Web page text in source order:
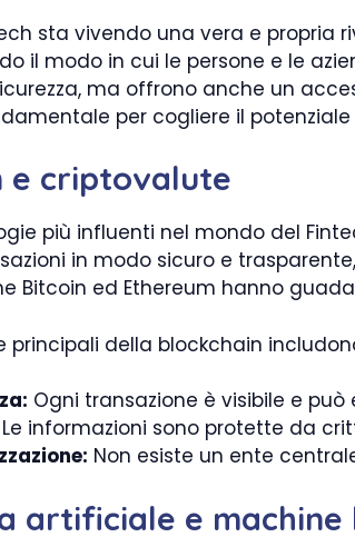
sta vivendo una vera e propria
il modo in cui le persone e le
ma offrono anche un
per cogliere il potenziale
e criptovalute
più influenti nel mondo del
in modo sicuro e
Bitcoin ed Ethereum hanno
principali della blockchain
Ogni transazione è visibile e
Le informazioni sono protette da
Non esiste un ente
artificiale e machine